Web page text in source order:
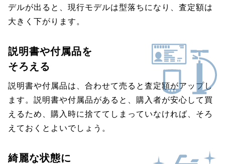
デルが出ると、現行モデルは型落ちになり、査定額は
大きく下がります。
説明書や付属品を
そろえる
説明書や付属品は、合わせて売ると査定額がアップし
ます。説明書や付属品があると、購入者が安心して買
えるため、購入時に捨ててしまっていなければ、そろ
えておくとよいでしょう。
綺麗な状態に